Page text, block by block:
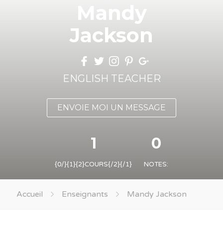
Mandy
Jackson
ENGLISH TEACHER
ENVOIE MOI UN MESSAGE
1
{0/}{1}{2}COURS{/2}{/1}
0
NOTES:
Accueil Enseignants Mandy Jackson